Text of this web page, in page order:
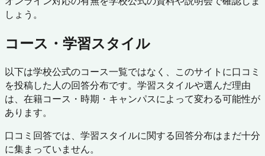
しょう。
コース・学習スタイル
以下は学校公式のコース一覧ではなく、このサイトに口コミ
を投稿した人の回答分布です。学習スタイルや選んだ理由
は、在籍コース・時期・キャンパスによって変わる可能性が
あります。
口コミ回答では、学習スタイルに関する回答分布はまだ十分
に集まっていません。